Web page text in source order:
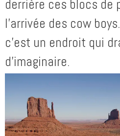
derrière ces blocs de
l’arrivée des cow
c’est un endroit qui
d’imaginaire.